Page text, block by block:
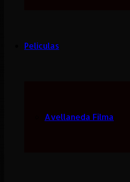
Peliculas
Avellaneda Filma